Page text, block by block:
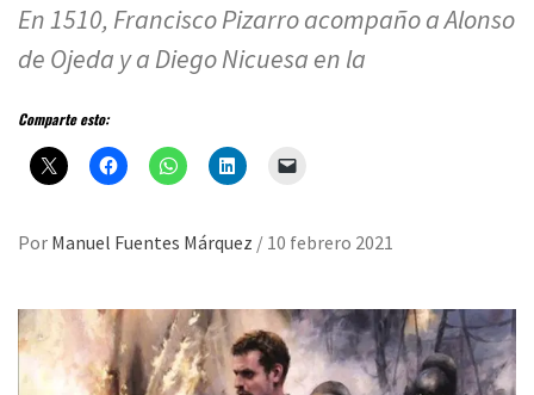
En 1510, Francisco Pizarro acompaño a Alonso
de Ojeda y a Diego Nicuesa en la
Comparte esto:
Por Manuel Fuentes Márquez / 10 febrero 2021